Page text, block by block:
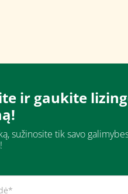
ir gaukite
sužinosite tik savo